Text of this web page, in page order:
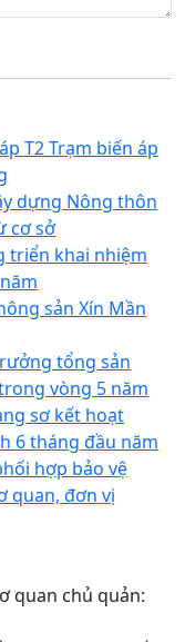
T2 Trạm biến áp
dựng Nông thôn
cơ sở
triển khai nhiệm
sản Xín Mần
tổng sản
vòng 5 năm
sơ kết hoạt
6 tháng đầu năm
hợp bảo vệ
quan, đơn vị
quan chủ quản: